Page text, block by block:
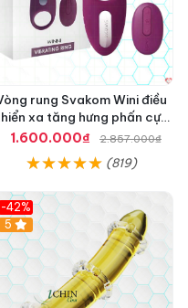
rung Svakom Wini điều
xa tăng hưng phấn cực
đỉnh
1.600.000₫ 2.857.000₫
(819)
-42%
5